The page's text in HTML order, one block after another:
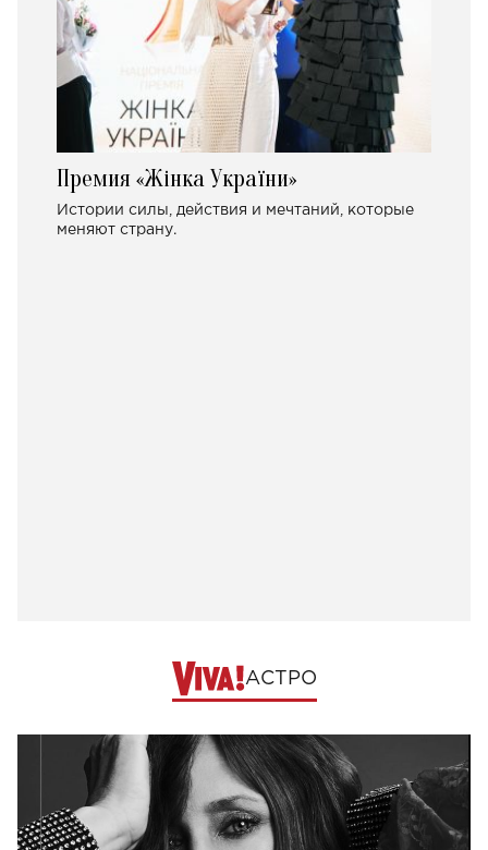
Премия «Жінка України»
Истории силы, действия и мечтаний, которые
меняют страну.
АСТРО